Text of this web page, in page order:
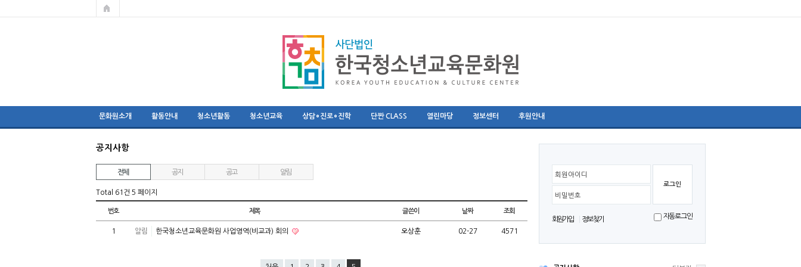
문화원소개 활동안내 청소년활동 청소년교육 상담∘진로∘진학 단짠 CLASS 열린마당 정보센터 후원안내
회원아이디
비밀번호
회원가입 정보찾기 자동로그인
공지사항
전체 공지 공고 알림
Total 61건 5 페이지
번호 제목 글쓴이 날짜 조회
1 알림 한국청소년교육문화원 사업영역(비교과) 회의 오상훈 02-27 4571